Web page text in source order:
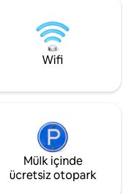
çıkış, çıkış saati
sıkışmış
yollar kıvrımlı ve
Wifi
Mülk içinde
ücretsiz otopark